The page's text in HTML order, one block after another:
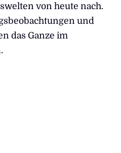
von heute nach.
und
das Ganze im